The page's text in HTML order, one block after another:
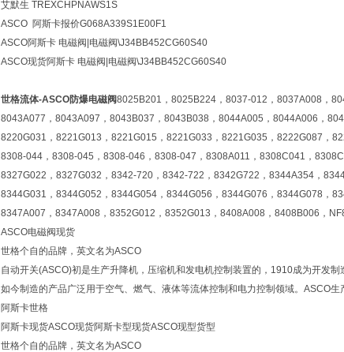
艾默生 TREXCHPNAWS1S
ASCO 阿斯卡报价G068A339S1E00F1
ASCO阿斯卡 电磁阀|电磁阀\J34BB452CG60S40
ASCO现货阿斯卡 电磁阀|电磁阀\J34BB452CG60S40
世格流体-ASCO防爆电磁阀8025B201，8025B224，8037-012，8037A008，
8043A077，8043A097，8043B037，8043B038，8044A005，8044A006，
8220G031，8221G013，8221G015，8221G033，8221G035，8222G087，
8308-044，8308-045，8308-046，8308-047，8308A011，8308C041，
8327G022，8327G032，8342-720，8342-722，8342G722，8344A354，
8344G031，8344G052，8344G054，8344G056，8344G076，8344G078，
8347A007，8347A008，8352G012，8352G013，8408A008，8408B006，
ASCO电磁阀现货
世格个自的品牌，英文名为ASCO
自动开关(ASCO)初是生产升降机，压缩机和发电机控制装置的，1910成为开发
如今制造的产品广泛用于空气、燃气、液体等流体控制和电力控制领域。ASCO
阿斯卡世格
阿斯卡现货ASCO现货阿斯卡型现货ASCO现型货型
世格个自的品牌，英文名为ASCO